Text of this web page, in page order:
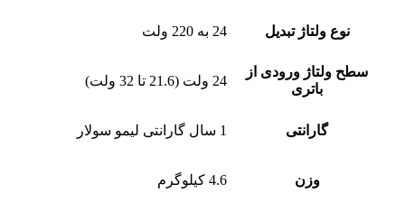
نوع ولتاژ تبدیل
سطح ولتاژ ورودی از
باتری
گارانتی
وزن 4.6 کیلوگرم